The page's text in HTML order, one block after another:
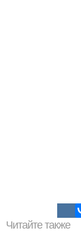
Читайте также